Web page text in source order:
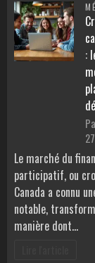
:
Le marché du
participatif, ou
Canada a connu
notable,
manière dont…